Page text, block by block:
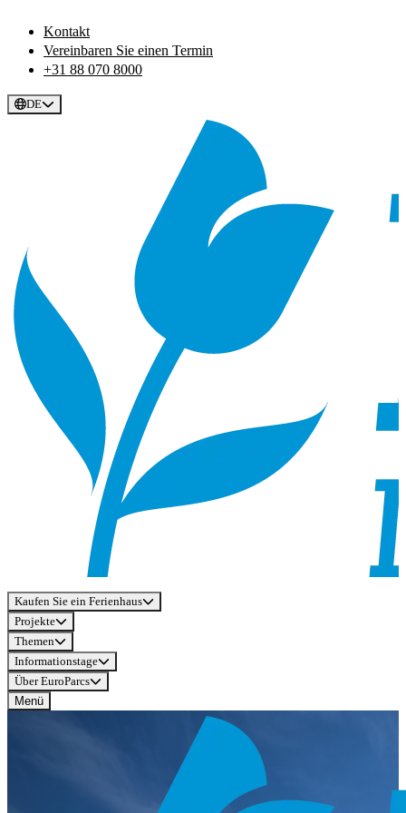
Kontakt
Vereinbaren Sie einen Termin
+31 88 070 8000
DE
Kaufen Sie ein Ferienhaus
Projekte
Themen
Informationstage
Über EuroParcs
Menü